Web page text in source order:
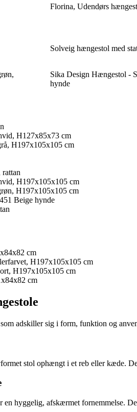
Florina, Udendørs
Solveig hængestol med
Sika Design Hængestol -
hynde
H127x85x73 cm
H197x105x105 cm
H197x105x105 cm
H197x105x105 cm
Beige hynde
cm
H197x105x105 cm
H197x105x105 cm
cm
adskiller sig i form, funktion og
stol ophængt i et reb eller kæde.
en hyggelig, afskærmet fornemmelse.